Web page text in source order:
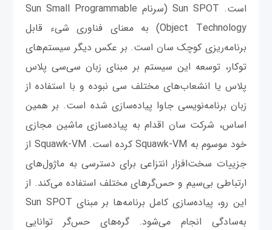
است. Sun SPOT (سرنام Sun Small Programmable
Object Technology) به معنای فناوری شی‌ء قابل
برنامه‌ریزی کوچک سان است. بر عکس دیگر سیستم‌های
توکار، توسعه این سیستم بر مبنای زبان سی‌سی پلاس
پلاس یا انشعاب‌های مختلف سی نبوده و با استفاده از
زبان برنامه‌نویسی جاوا پیاده‌سازی شده است. بر همین
اساس، شرکت سان اقدام به پیاده‌سازی ماشین مجازی
خود موسوم به Squawk-VM کرده است. Squawk-VM از
جزییات سخت‌افزار انتزاعی برای دسترسی به ماژول‌های
ارتباطی بی‌سیم و حس‌گرهای مختلف استفاده می‌کند. از
این رو، پیاده‌سازی کامل برنامه‌ها بر مبنای Sun SPOT
به‌سادگی انجام می‌شود. گره‌های حس‌گر توانایی